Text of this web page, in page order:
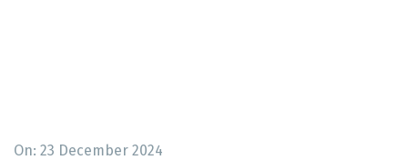
On: 23 December 2024